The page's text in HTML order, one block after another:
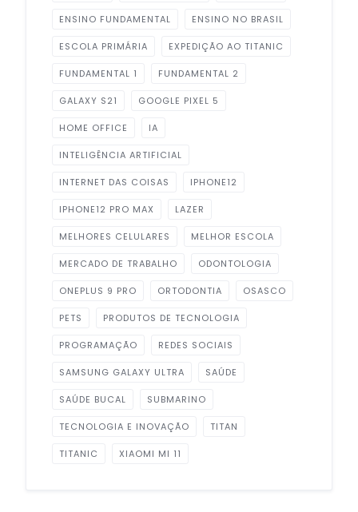
ENSINO FUNDAMENTAL ENSINO NO BRASIL
ESCOLA PRIMÁRIA EXPEDIÇÃO AO TITANIC
FUNDAMENTAL 1 FUNDAMENTAL 2
GALAXY S21 GOOGLE PIXEL 5
HOME OFFICE IA
INTELIGÊNCIA ARTIFICIAL
INTERNET DAS COISAS IPHONE12
IPHONE12 PRO MAX LAZER
MELHORES CELULARES MELHOR ESCOLA
MERCADO DE TRABALHO ODONTOLOGIA
ONEPLUS 9 PRO ORTODONTIA OSASCO
PETS PRODUTOS DE TECNOLOGIA
PROGRAMAÇÃO REDES SOCIAIS
SAMSUNG GALAXY ULTRA SAÚDE
SAÚDE BUCAL SUBMARINO
TECNOLOGIA E INOVAÇÃO TITAN
TITANIC XIAOMI MI 11